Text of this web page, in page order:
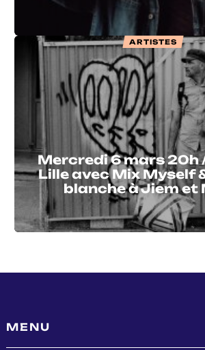
ARTISTES
Mercredi 6 mars 20h
Lille avec Mix Myself
blanche à Jiem et
MENU